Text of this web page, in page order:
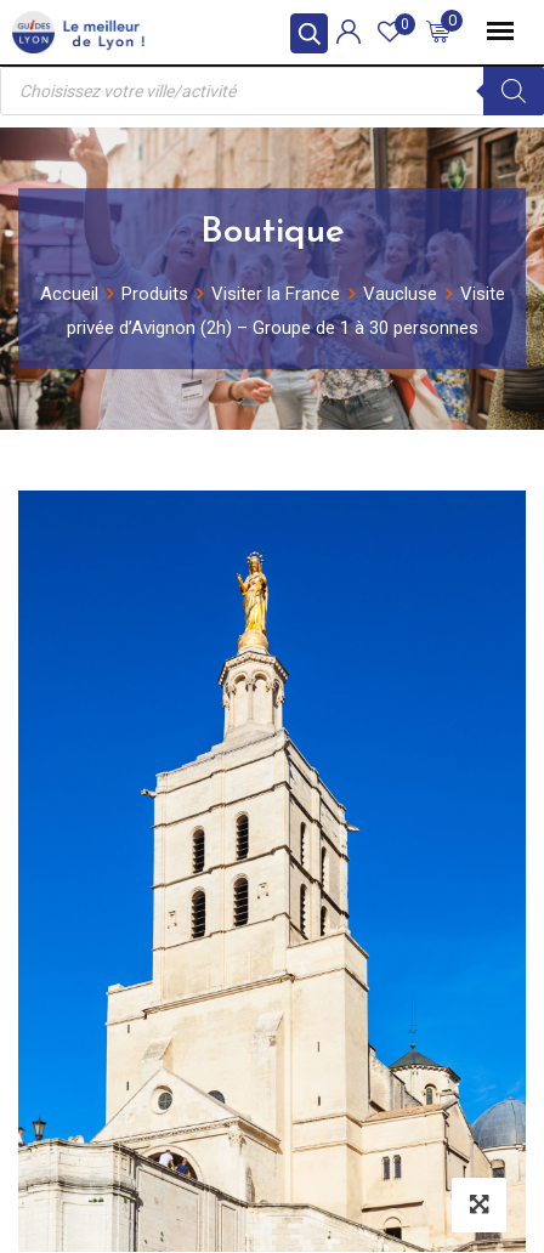
Skip
to
content
0
0
Recherche
produits
Boutique
Accueil Produits Visiter la France Vaucluse
Visite
privée d’Avignon (2h) – Groupe de 1 à 30 personnes